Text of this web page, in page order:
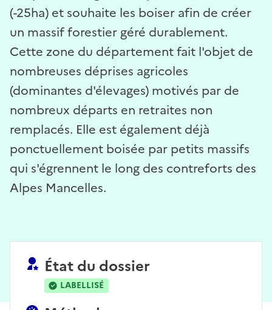
(-25ha) et souhaite les boiser afin de créer
un massif forestier géré durablement.
Cette zone du département fait l'objet de
nombreuses déprises agricoles
(dominantes d'élevages) motivés par de
nombreux départs en retraites non
remplacés. Elle est également déjà
ponctuellement boisée par petits massifs
qui s'égrennent le long des contreforts des
Alpes Mancelles.
État du dossier
LABELLISÉ